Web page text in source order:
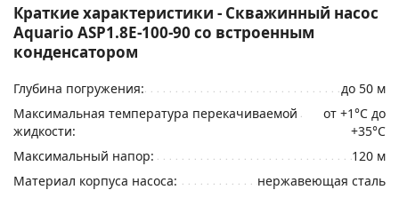
Краткие характеристики - Скважинный насос
Aquario ASP1.8E-100-90 со встроенным
конденсатором
Глубина погружения:
до 50 м
Максимальная температура перекачиваемой
жидкости:
от +1°C до
+35°C
Максимальный напор:
120 м
Материал корпуса насоса:
нержавеющая сталь